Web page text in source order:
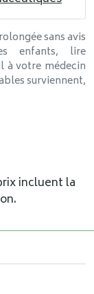
sans avis
enfants, lire
à votre médecin
surviennent,
incluent la